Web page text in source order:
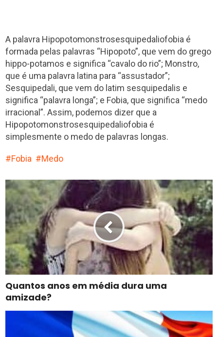
A palavra Hipopotomonstrosesquipedaliofobia é
formada pelas palavras “Hipopoto”, que vem do grego
hippo-potamos e significa “cavalo do rio”; Monstro,
que é uma palavra latina para “assustador”;
Sesquipedali, que vem do latim sesquipedalis e
significa “palavra longa”; e Fobia, que significa “medo
irracional”. Assim, podemos dizer que a
Hipopotomonstrosesquipedaliofobia é
simplesmente o medo de palavras longas.
Fobia Medo
Quantos anos em média dura uma
amizade?